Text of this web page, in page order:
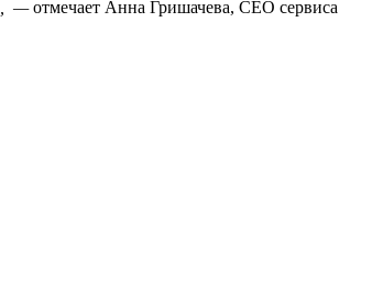
—отмечает Анна Гришачева, СЕО сервиса